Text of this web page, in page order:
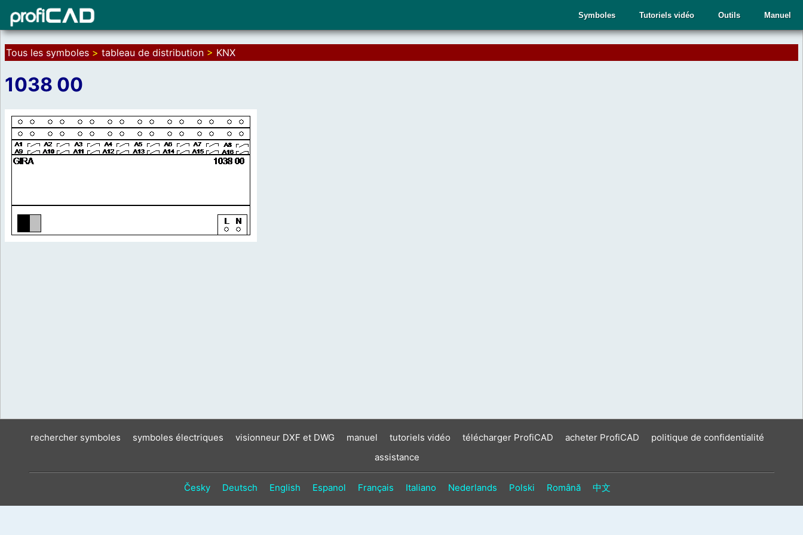
Manuel
Outils
Tutoriels vidéo
Symboles
Tous les symboles > tableau de distribution > KNX
1038 00
rechercher symboles symboles électriques visionneur DXF et DWG manuel tutoriels vidéo télécharger ProfiCAD acheter ProfiCAD
politique de confidentialité
assistance
Česky Deutsch English Espanol Français Italiano Nederlands Polski Română 中文